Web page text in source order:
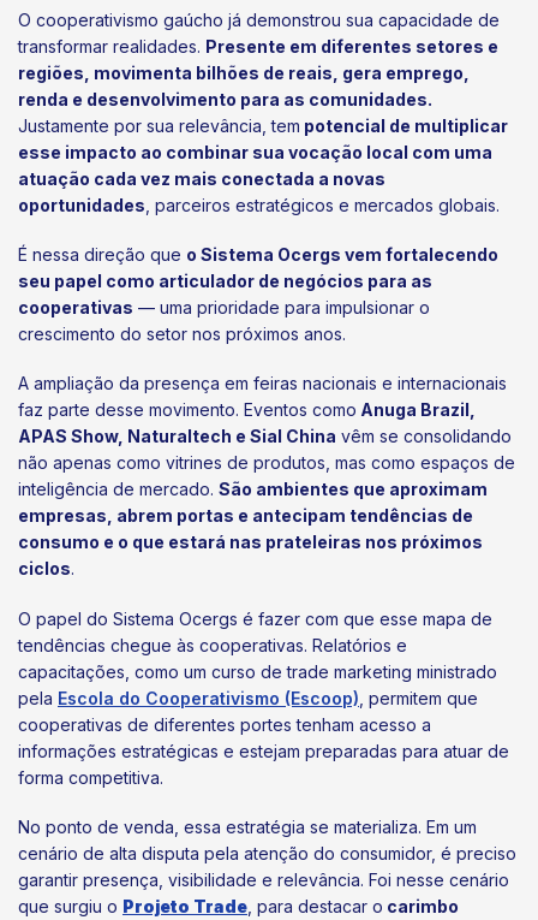
O cooperativismo gaúcho já demonstrou sua capacidade de
transformar realidades. Presente em diferentes setores e
regiões, movimenta bilhões de reais, gera emprego,
renda e desenvolvimento para as comunidades.
Justamente por sua relevância, tem potencial de multiplicar
esse impacto ao combinar sua vocação local com uma
atuação cada vez mais conectada a novas
oportunidades , parceiros estratégicos e mercados globais.
É nessa direção que o Sistema Ocergs vem fortalecendo
seu papel como articulador de negócios para as
cooperativas — uma prioridade para impulsionar o
crescimento do setor nos próximos anos.
A ampliação da presença em feiras nacionais e internacionais
faz parte desse movimento. Eventos como Anuga Brazil,
APAS Show, Naturaltech e Sial China vêm se consolidando
não apenas como vitrines de produtos, mas como espaços de
inteligência de mercado. São ambientes que aproximam
empresas, abrem portas e antecipam tendências de
consumo e o que estará nas prateleiras nos próximos
ciclos.
O papel do Sistema Ocergs é fazer com que esse mapa de
tendências chegue às cooperativas. Relatórios e
capacitações, como um curso de trade marketing ministrado
pela Escola do Cooperativismo (Escoop) , permitem que
cooperativas de diferentes portes tenham acesso a
informações estratégicas e estejam preparadas para atuar de
forma competitiva.
No ponto de venda, essa estratégia se materializa. Em um
cenário de alta disputa pela atenção do consumidor, é preciso
garantir presença, visibilidade e relevância. Foi nesse cenário
que surgiu o Projeto Trade , para destacar o carimbo